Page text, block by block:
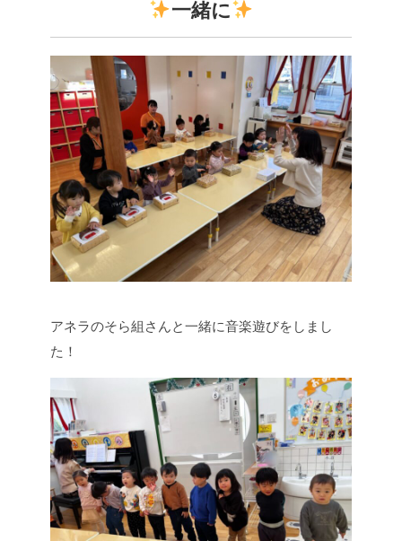
一緒に
アネラのそら組さんと一緒に音楽遊びをしまし
た！